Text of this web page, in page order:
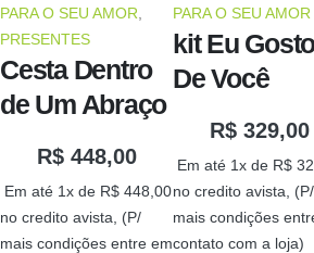
PARA O SEU AMOR
PRESENTES
Cesta Dentro
de Um Abraço
R$448,00
Em até 1x de R$ 448,00
no credito avista, (P/
mais condições entre em
PARA O SEU AMOR
kit Eu Gosto
De Você
R$329,00
Em até 1x de R$
no credito avista, (P/
mais condições
contato com a loja)